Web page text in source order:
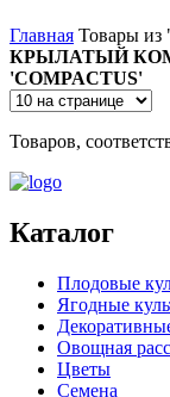
Главная Товары из
КРЫЛАТЫЙ
'COMPACTUS'
Товаров,
Каталог
Плодовые
Ягодные
Овощная
Цветы
Семена